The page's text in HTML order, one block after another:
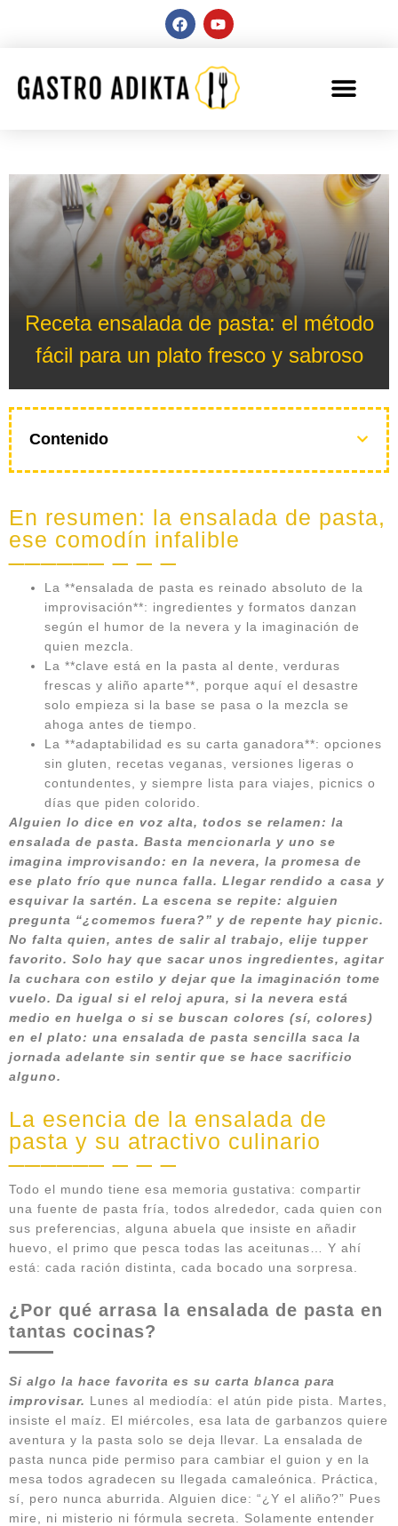
Receta ensalada de pasta: el método
fácil para un plato fresco y sabroso
Contenido
En resumen: la ensalada de pasta,
ese comodín infalible
La **ensalada de pasta es reinado absoluto de la
improvisación**: ingredientes y formatos danzan
según el humor de la nevera y la imaginación de
quien mezcla.
La **clave está en la pasta al dente, verduras
frescas y aliño aparte**, porque aquí el desastre
solo empieza si la base se pasa o la mezcla se
ahoga antes de tiempo.
La **adaptabilidad es su carta ganadora**: opciones
sin gluten, recetas veganas, versiones ligeras o
contundentes, y siempre lista para viajes, picnics o
días que piden colorido.
Alguien lo dice en voz alta, todos se relamen: la
ensalada de pasta. Basta mencionarla y uno se
imagina improvisando: en la nevera, la promesa de
ese plato frío que nunca falla. Llegar rendido a casa y
esquivar la sartén. La escena se repite: alguien
pregunta “¿comemos fuera?” y de repente hay picnic.
No falta quien, antes de salir al trabajo, elije tupper
favorito. Solo hay que sacar unos ingredientes, agitar
la cuchara con estilo y dejar que la imaginación tome
vuelo. Da igual si el reloj apura, si la nevera está
medio en huelga o si se buscan colores (sí, colores)
en el plato: una ensalada de pasta sencilla saca la
jornada adelante sin sentir que se hace sacrificio
alguno.
La esencia de la ensalada de
pasta y su atractivo culinario
Todo el mundo tiene esa memoria gustativa: compartir
una fuente de pasta fría, todos alrededor, cada quien con
sus preferencias, alguna abuela que insiste en añadir
huevo, el primo que pesca todas las aceitunas… Y ahí
está: cada ración distinta, cada bocado una sorpresa.
¿Por qué arrasa la ensalada de pasta en
tantas cocinas?
Si algo la hace favorita es su carta blanca para
improvisar. Lunes al mediodía: el atún pide pista. Martes,
insiste el maíz. El miércoles, esa lata de garbanzos quiere
aventura y la pasta solo se deja llevar. La ensalada de
pasta nunca pide permiso para cambiar el guion y en la
mesa todos agradecen su llegada camaleónica. Práctica,
sí, pero nunca aburrida. Alguien dice: “¿Y el aliño?” Pues
mire, ni misterio ni fórmula secreta. Solamente entender